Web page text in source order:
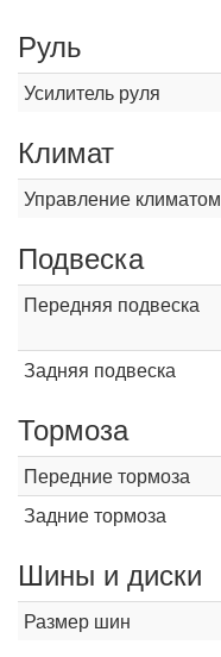
Руль
Усилитель руля
Климат
Управление климатом
Подвеска
Передняя подвеска
Задняя подвеска
Тормоза
Передние тормоза
Задние тормоза
Шины и диски
Размер шин